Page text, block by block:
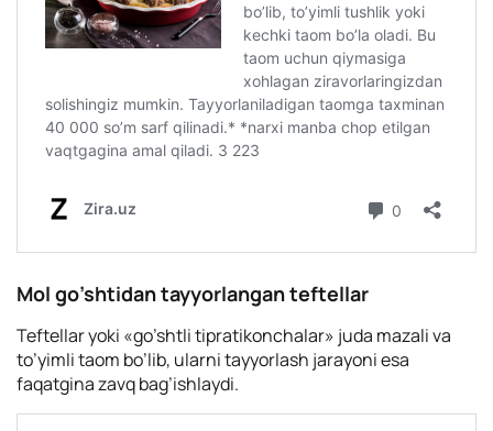
Mol go’shtidan tayyorlangan teftellar
Teftellar yoki «go’shtli tipratikonchalar» juda mazali va
to’yimli taom bo’lib, ularni tayyorlash jarayoni esa
faqatgina zavq bag’ishlaydi.